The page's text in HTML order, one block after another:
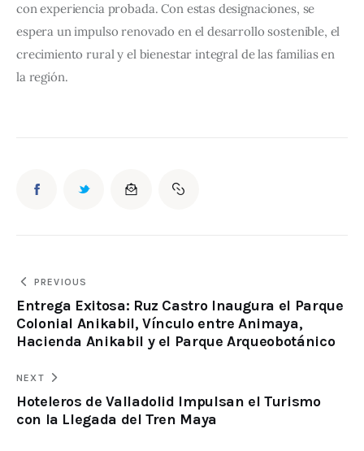
con experiencia probada. Con estas designaciones, se
espera un impulso renovado en el desarrollo sostenible, el
crecimiento rural y el bienestar integral de las familias en
la región.
PREVIOUS
Entrega Exitosa: Ruz Castro Inaugura el Parque
Colonial Anikabil, Vínculo entre Animaya,
Hacienda Anikabil y el Parque Arqueobotánico
NEXT
Hoteleros de Valladolid Impulsan el Turismo
con la Llegada del Tren Maya